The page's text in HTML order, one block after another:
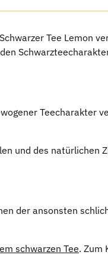
Tee Lemon
Teecharakter
und des natürlichen
der ansonsten
schwarzen Tee. Zum